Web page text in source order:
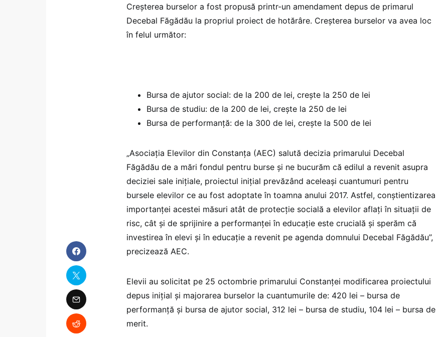
Creșterea burselor a fost propusă printr-un amendament depus de primarul
Decebal Făgădău la propriul proiect de hotărâre. Creșterea burselor va avea loc
în felul următor:
Bursa de ajutor social: de la 200 de lei, crește la 250 de lei
Bursa de studiu: de la 200 de lei, crește la 250 de lei
Bursa de performanţă: de la 300 de lei, crește la 500 de lei
„Asociaţia Elevilor din Constanţa (AEC) salută decizia primarului Decebal
Făgădău de a mări fondul pentru burse şi ne bucurăm că edilul a revenit asupra
deciziei sale iniţiale, proiectul iniţial prevăzând aceleaşi cuantumuri pentru
bursele elevilor ce au fost adoptate în toamna anului 2017. Astfel, conştientizarea
importanţei acestei măsuri atât de protecţie socială a elevilor aflaţi în situaţii de
risc, cât şi de sprijinire a performanţei în educaţie este crucială şi sperăm că
investirea în elevi şi în educaţie a revenit pe agenda domnului Decebal Făgădău”,
precizează AEC.
Elevii au solicitat pe 25 octombrie primarului Constanţei modificarea proiectului
depus iniţial şi majorarea burselor la cuantumurile de: 420 lei – bursa de
performanţă şi bursa de ajutor social, 312 lei – bursa de studiu, 104 lei – bursa de
merit.